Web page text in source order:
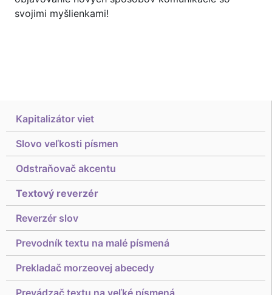
Kapitalizátor viet
Slovo veľkosti písmen
Odstraňovač akcentu
Textový reverzér
Reverzér slov
Prevodník textu na malé písmená
Prekladač morzeovej abecedy
Prevádzač textu na veľké písmená
svojimi myšlienkami!